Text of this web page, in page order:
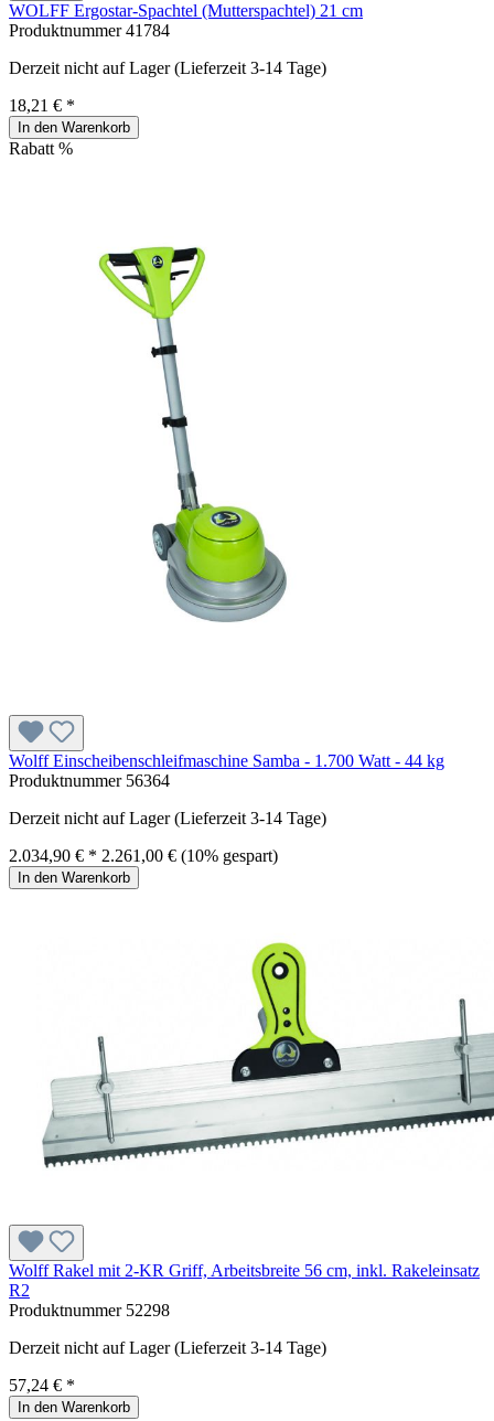
WOLFF Ergostar-Spachtel (Mutterspachtel) 21 cm
Produktnummer41784
Derzeit nicht auf Lager (Lieferzeit 3-14 Tage)
18,21 € *
In den Warenkorb
Rabatt %
Wolff Einscheibenschleifmaschine Samba - 1.700 Watt - 44 kg
Produktnummer 56364
Derzeit nicht auf Lager (Lieferzeit 3-14 Tage)
2.034,90 € * 2.261,00 € (10% gespart)
In den Warenkorb
Wolff Rakel mit 2-KR Griff, Arbeitsbreite 56 cm, inkl. Rakeleinsatz
R2
Produktnummer 52298
Derzeit nicht auf Lager (Lieferzeit 3-14 Tage)
57,24 € *
In den Warenkorb